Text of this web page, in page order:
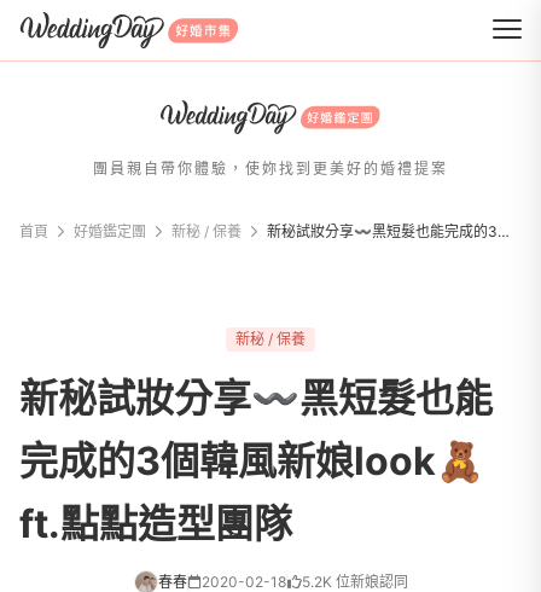
WeddingDay 好婚市集
團員親自帶你體驗，使妳找到更美好的婚禮提案
首頁 好婚鑑定團 新秘 / 保養 新秘試妝分享〰黑短髮也能完成的3個韓風新娘look🧸ft.點點造型團隊
新秘 / 保養
新秘試妝分享〰黑短髮也能
完成的3個韓風新娘look🧸
ft.點點造型團隊
春春 2020-02-18 5.2K 位新娘認同